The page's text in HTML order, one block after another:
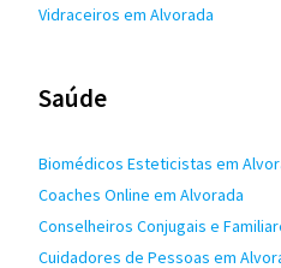
Vidraceiros em Alvorada
Saúde
Biomédicos Esteticistas em
Coaches Online em Alvorada
Conselheiros Conjugais e
Cuidadores de Pessoas em